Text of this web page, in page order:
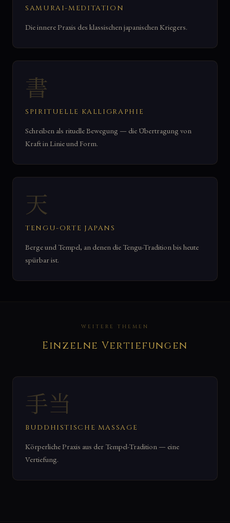
SAMURAI-MEDITATION
Die innere Praxis des klassischen japanischen Kriegers.
書
SPIRITUELLE KALLIGRAPHIE
Schreiben als rituelle Bewegung — die Übertragung von
Kraft in Linie und Form.
天
TENGU-ORTE JAPANS
Berge und Tempel, an denen die Tengu-Tradition bis heute
spürbar ist.
WEITERE THEMEN
Einzelne Vertiefungen
手当
BUDDHISTISCHE MASSAGE
Körperliche Praxis aus der Tempel-Tradition — eine
Vertiefung.